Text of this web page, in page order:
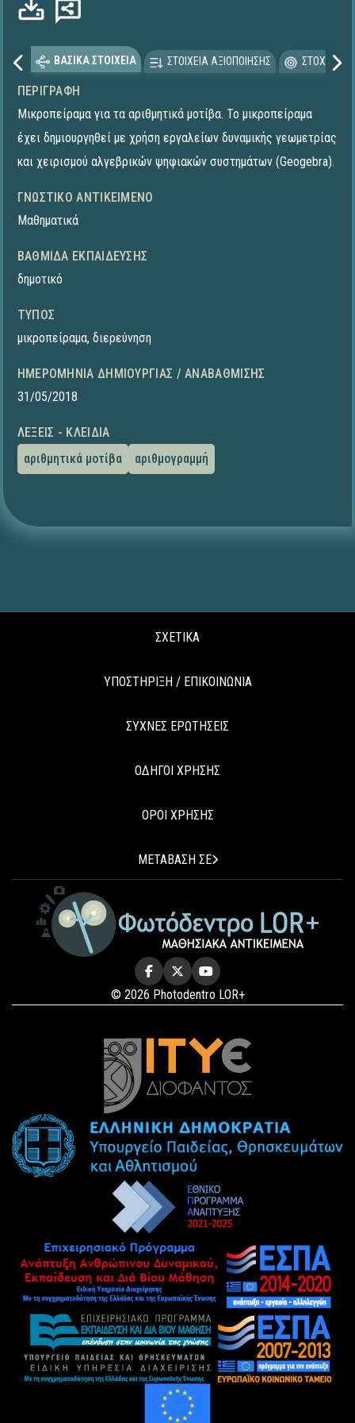
ΒΑΣΙΚΑ ΣΤΟΙΧΕΙΑ ΣΤΟΙΧΕΙΑ ΑΞΙΟΠΟΙΗΣΗΣ
ΠΕΡΙΓΡΑΦΉ
Μικροπείραμα για τα αριθμητικά μοτίβα. To μικροπείραμα
έχει δημιουργηθεί με χρήση εργαλείων δυναμικής γεωμετρίας
και χειρισμού αλγεβρικών ψηφιακών συστημάτων (Geogebra).
ΓΝΩΣΤΙΚΌ ΑΝΤΙΚΕΊΜΕΝΟ
Μαθηματικά
ΒΑΘΜΊΔΑ ΕΚΠΑΊΔΕΥΣΗΣ
δημοτικό
ΤΎΠΟΣ
μικροπείραμα, διερεύνηση
ΗΜΕΡΟΜΗΝΊΑ ΔΗΜΙΟΥΡΓΊΑΣ / ΑΝΑΒΆΘΜΙΣΗΣ
31/05/2018
ΛΈΞΕΙΣ - ΚΛΕΙΔΙΆ
αριθμητικά μοτίβα
αριθμογραμμή
ΣΧΕΤΙΚΑ
ΥΠΟΣΤΗΡΙΞΗ / ΕΠΙΚΟΙΝΩΝΙΑ
ΣΥΧΝΕΣ ΕΡΩΤΗΣΕΙΣ
ΟΔΗΓΟΙ ΧΡΗΣΗΣ
ΟΡΟΙ ΧΡΗΣΗΣ
ΜΕΤΑΒΑΣΗ ΣΕ
© 2026 Photodentro LOR+